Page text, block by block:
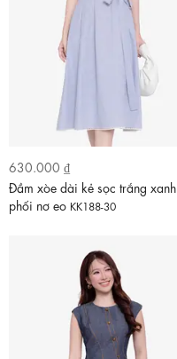
630.000 ₫
Đầm xòe dài kẻ sọc trắng xanh
phối nơ eo KK188-30